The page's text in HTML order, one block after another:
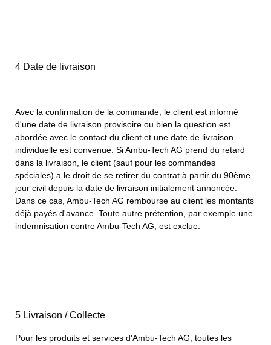
4 Date de livraison
Avec la confirmation de la commande, le client est informé
d'une date de livraison provisoire ou bien la question est
abordée avec le contact du client et une date de livraison
individuelle est convenue. Si Ambu-Tech AG prend du retard
dans la livraison, le client (sauf pour les commandes
spéciales) a le droit de se retirer du contrat à partir du 90ème
jour civil depuis la date de livraison initialement annoncée.
Dans ce cas, Ambu-Tech AG rembourse au client les montants
déjà payés d'avance. Toute autre prétention, par exemple une
indemnisation contre Ambu-Tech AG, est exclue.
5 Livraison / Collecte
Pour les produits et services d'Ambu-Tech AG, toutes les